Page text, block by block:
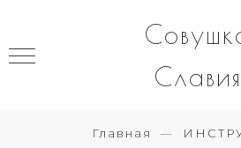
Славия
Главная